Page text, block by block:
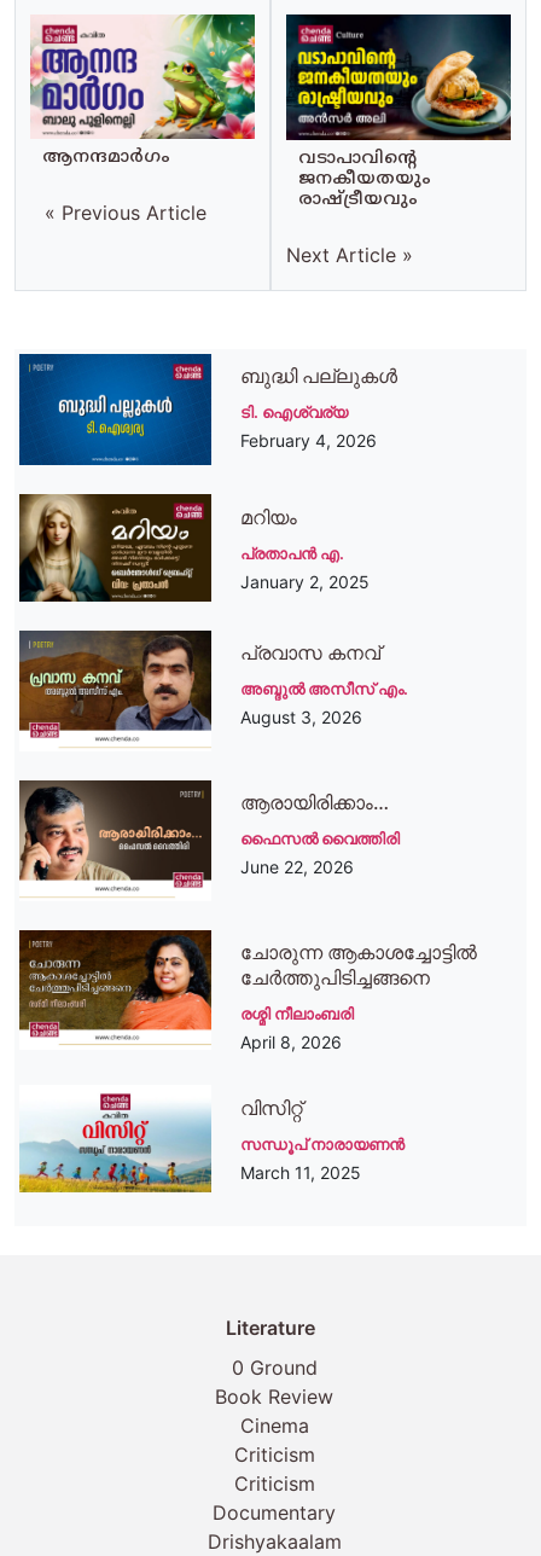
ആനന്ദമാര്‍ഗം
« Previous Article
വടാപാവിന്റെ
ജനകീയതയും
രാഷ്ട്രീയവും
Next Article »
ബുദ്ധി പല്ലുകൾ
ടി. ഐശ്വര്യ
February 4, 2026
മറിയം
പ്രതാപന്‍ എ.
January 2, 2025
പ്രവാസ കനവ്
അബ്ദുൽ അസീസ് എം.
August 3, 2026
ആരായിരിക്കാം…
ഫൈസല്‍ വൈത്തിരി
June 22, 2026
ചോരുന്ന ആകാശച്ചോട്ടിൽ
ചേർത്തുപിടിച്ചങ്ങനെ
രശ്മി നീലാംബരി
April 8, 2026
വിസിറ്റ്
സന്ധൂപ് നാരായണന്‍
March 11, 2025
Literature
0 Ground
Book Review
Cinema
Criticism
Criticism
Documentary
Drishyakaalam